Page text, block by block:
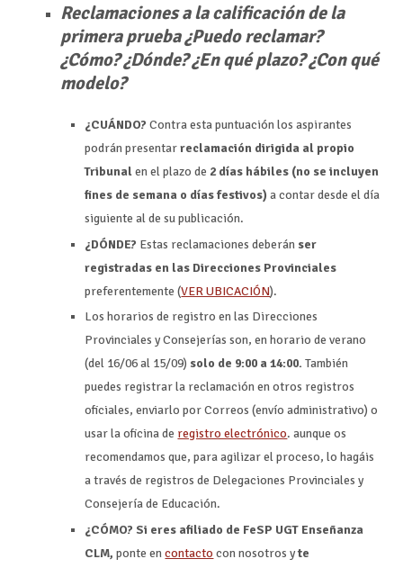
Reclamaciones a la calificación de la
primera prueba ¿Puedo reclamar?
¿Cómo? ¿Dónde? ¿En qué plazo? ¿Con qué
modelo?
¿CUÁNDO? Contra esta puntuación los aspirantes
podrán presentarreclamación dirigida al propio
Tribunalen el plazo de 2 días hábiles (no se incluyen
fines de semana o días festivos)a contar desde el día
siguiente al de su publicación.
¿DÓNDE? Estas reclamaciones deberán ser
registradas en las Direcciones Provinciales
preferentemente (VER UBICACIÓN).
Los horarios de registro en las Direcciones
Provinciales y Consejerías son, en horario de verano
(del 16/06 al 15/09) solo de 9:00 a 14:00.También
puedes registrar la reclamación en otros registros
oficiales, enviarlo por Correos (envío administrativo) o
usar la oficina de registro electrónico. aunque os
recomendamos que, para agilizar el proceso, lo hagáis
a través de registros de Delegaciones Provinciales y
Consejería de Educación.
¿CÓMO? Si eres afiliado de FeSP UGT Enseñanza
CLM, ponte encontacto con nosotros yte